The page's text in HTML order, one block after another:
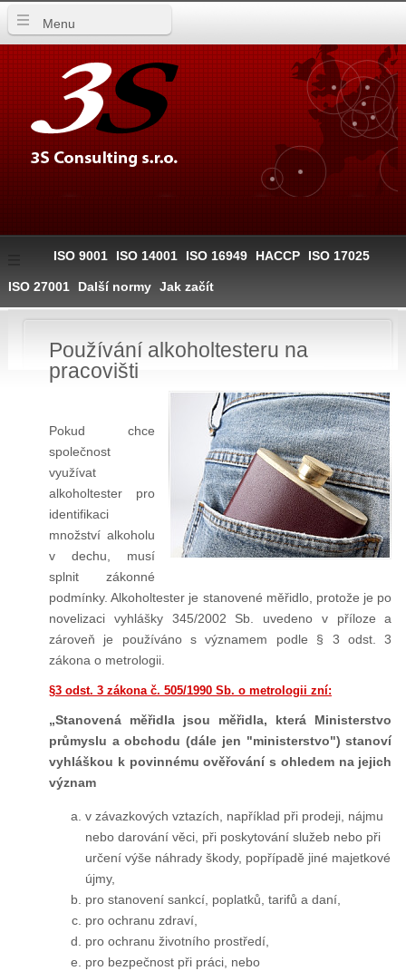
Menu
ISO 9001 ISO 14001 ISO 16949 HACCP ISO 17025
ISO 27001 Další normy Jak začít
Používání alkoholtesteru na
pracovišti
Pokud chce
společnost
využívat
alkoholtester pro
identifikaci
množství alkoholu
v dechu, musí
splnit zákonné
podmínky. Alkoholtester je stanovené měřidlo, protože je po
novelizaci vyhlášky 345/2002 Sb. uvedeno v příloze a
zároveň je používáno s významem podle § 3 odst. 3
zákona o metrologii.
§3 odst. 3 zákona č. 505/1990 Sb. o metrologii zní:
„Stanovená měřidla jsou měřidla, která Ministerstvo
průmyslu a obchodu (dále jen "ministerstvo") stanoví
vyhláškou k povinnému ověřování s ohledem na jejich
význam
v závazkových vztazích, například při prodeji, nájmu
nebo darování věci, při poskytování služeb nebo při
určení výše náhrady škody, popřípadě jiné majetkové
újmy,
pro stanovení sankcí, poplatků, tarifů a daní,
pro ochranu zdraví,
pro ochranu životního prostředí,
pro bezpečnost při práci, nebo